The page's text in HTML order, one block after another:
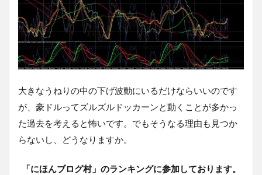
大きなうねりの中の下げ波動にいるだけならいいのです
が、豪ドルってズルズルドッカーンと動くことが多かっ
た過去を考えると怖いです。でもそうなる理由も見つか
らないし、どうなりますか。
「にほんブログ村」のランキングに参加しております。